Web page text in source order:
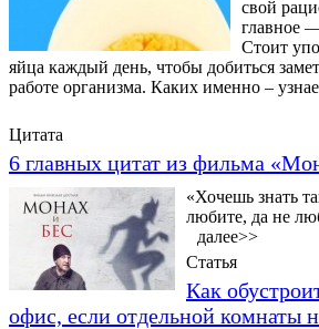
свой
главное
Стоит
яйца каждый день, чтобы добиться
работе организма. Каких именно –
Цитата
6 главных цитат из фильма
«Хочешь знать
любите, да не
далее>>
Статья
Как
офис, если отдельной комнаты